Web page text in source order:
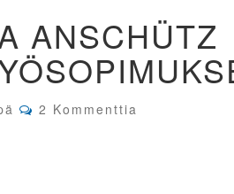
ANSCHÜTZ
Comments
2 Kommenttia